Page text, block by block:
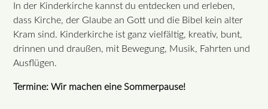
In der Kinderkirche kannst du entdecken und erleben,
dass Kirche, der Glaube an Gott und die Bibel kein alter
Kram sind. Kinderkirche ist ganz vielfältig, kreativ, bunt,
drinnen und draußen, mit Bewegung, Musik, Fahrten und
Ausflügen.
Termine: Wir machen eine Sommerpause!